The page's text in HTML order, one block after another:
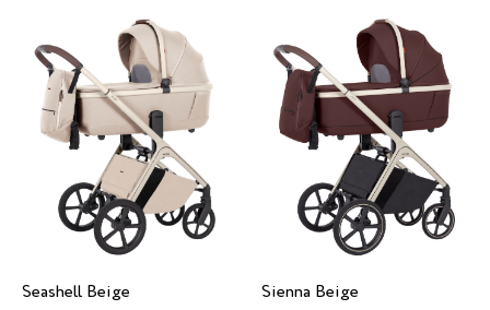
Seashell Beige Sienna Beige